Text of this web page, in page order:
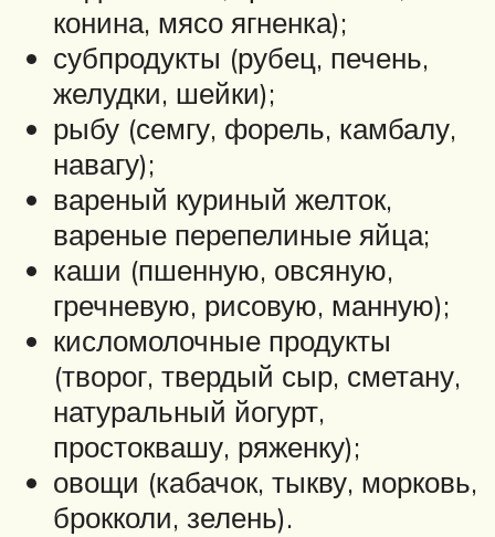
конина, мясо ягненка);
субпродукты (рубец, печень,
желудки, шейки);
рыбу (семгу, форель, камбалу,
навагу);
вареный куриный желток,
вареные перепелиные яйца;
каши (пшенную, овсяную,
гречневую, рисовую, манную);
кисломолочные продукты
(творог, твердый сыр, сметану,
натуральный йогурт,
простоквашу, ряженку);
овощи (кабачок, тыкву, морковь,
брокколи, зелень).